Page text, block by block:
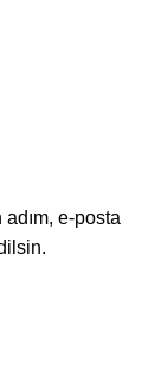
e-posta